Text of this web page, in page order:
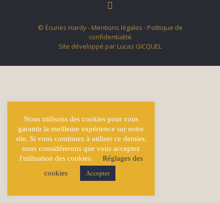
© Écuries Hardy - Mentions légales - Politique de
confidentialité
Site développé par Lucas GICQUEL
Nous utilisons des cookies pour vous
garantir la meilleure expérience sur notre
site. Si vous continuez à utiliser ce dernier,
nous considérerons que vous acceptez
l'utilisation des cookies.
Réglages des
cookies
Accepter